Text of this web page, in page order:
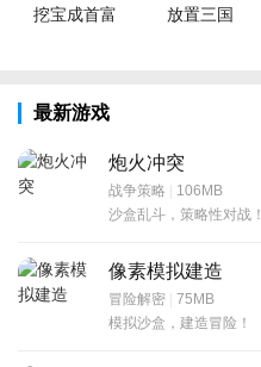
挖宝成首富 放置三国
最新游戏
炮火冲突
战争策略 | 106MB
沙盒乱斗，策略性对战！
像素模拟建造
冒险解密 | 75MB
模拟沙盒，建造冒险！